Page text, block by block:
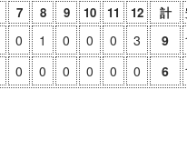
7 8 9 10 11 12 計
0 1 0 0 0 3 9
0 0 0 0 0 0 6